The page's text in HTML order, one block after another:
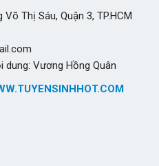
Thị Sáu, Quận 3, TP.HCM
dung: Vương Hồng Quân